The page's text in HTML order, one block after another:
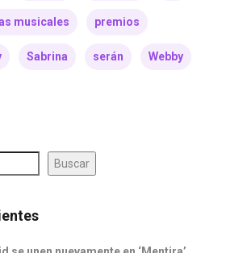
musicales premios
Sabrina serán Webby
Buscar